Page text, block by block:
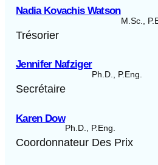
Nadia Kovachis Watson
M.Sc.,
Trésorier
Jennifer Nafziger
Ph.D., P.Eng.
Secrétaire
Karen Dow
Ph.D., P.Eng.
Coordonnateur Des Prix